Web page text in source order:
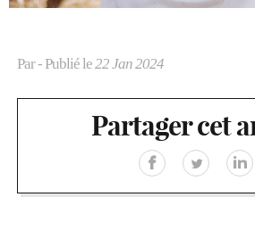
Par- Publié le22 Jan 2024
Partager cet